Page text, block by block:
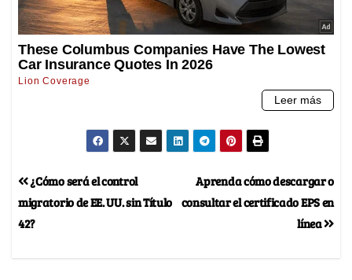
Aprenda cómo descargar o
consultar el certificado EPS en
línea
¿Cómo será el control
migratorio de EE. UU. sin Título
42?